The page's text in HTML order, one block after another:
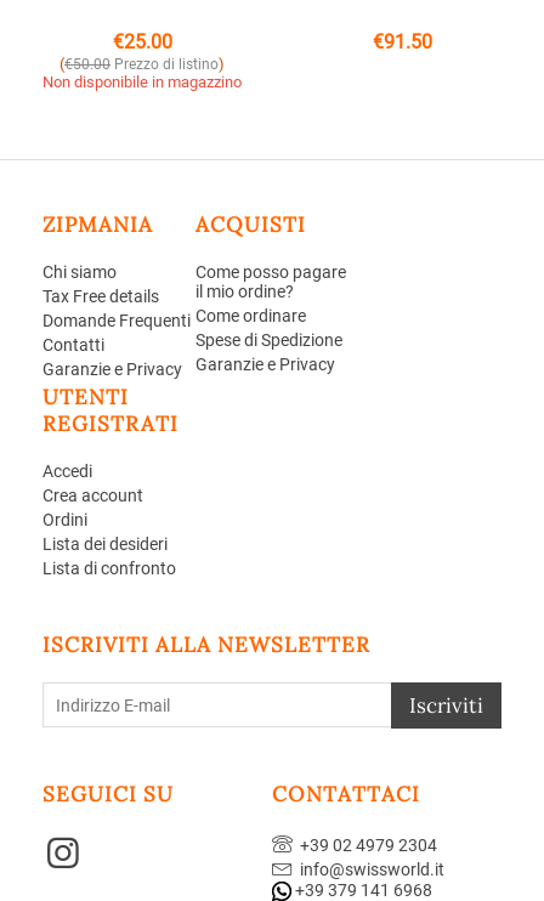
€25.00
(€50.00 Prezzo di listino)
Non disponibile in magazzino
€91.50
ZIPMANIA
Chi siamo
Tax Free details
Domande Frequenti
Contatti
Garanzie e Privacy
ACQUISTI
Come posso pagare
il mio ordine?
Come ordinare
Spese di Spedizione
Garanzie e Privacy
UTENTI
REGISTRATI
Accedi
Crea account
Ordini
Lista dei desideri
Lista di confronto
ISCRIVITI ALLA NEWSLETTER
Iscriviti
SEGUICI SU CONTATTACI
+39 02 4979 2304
info@swissworld.it
+39 379 141 6968